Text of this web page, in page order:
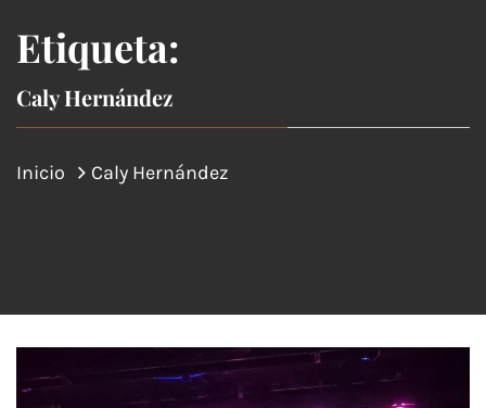
Etiqueta:
Caly Hernández
Inicio Caly Hernández